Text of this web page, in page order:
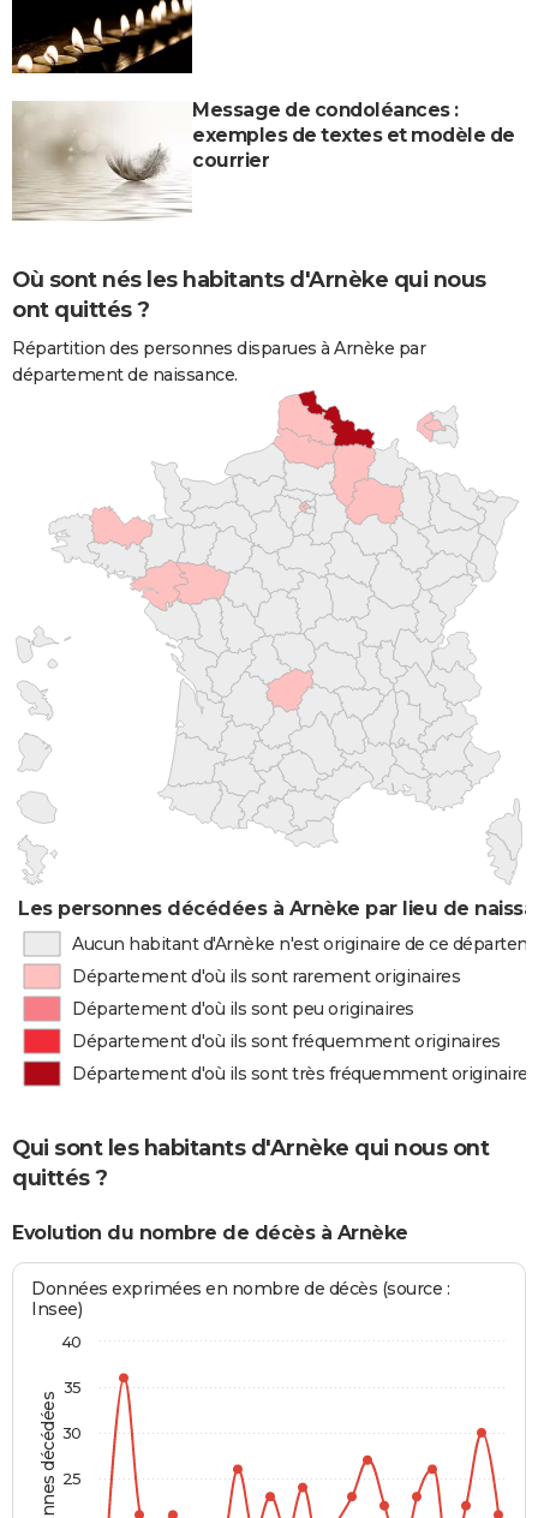
Message de condoléances :
exemples de textes et modèle de
courrier
Où sont nés les habitants d'Arnèke qui nous
ont quittés ?
Répartition des personnes disparues à Arnèke par
département de naissance.
Les personnes décédées à Arnèke par lieu de
Aucun habitant d'Arnèke n'est originaire de ce
Département d'où ils sont rarement originaires
Département d'où ils sont peu originaires
Département d'où ils sont fréquemment originaires
Département d'où ils sont très fréquemment originaires
Qui sont les habitants d'Arnèke qui nous ont
quittés ?
Evolution du nombre de décès à Arnèke
Personnes décédées
Données exprimées en nombre de décès (source :
Insee)
25
30
35
40